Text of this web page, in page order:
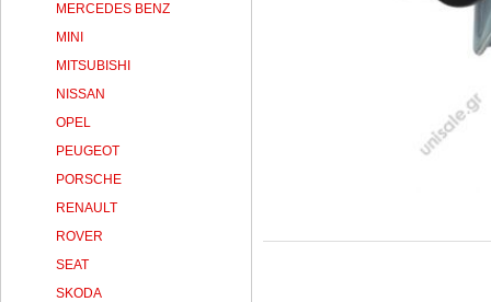
MERCEDES BENZ
MINI
MITSUBISHI
NISSAN
OPEL
PEUGEOT
PORSCHE
RENAULT
ROVER
SEAT
SKODA